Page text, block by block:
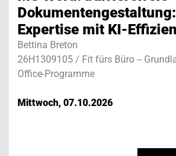
Dokumentengestaltung:
Expertise mit KI-
Bettina Breton
26H1309105 / Fit fürs Büro --
Office-Programme
Mittwoch, 07.10.2026